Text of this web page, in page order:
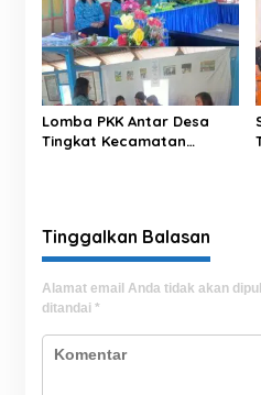
Lomba PKK Antar Desa
Tingkat Kecamatan
Tinggalkan Balasan
Alamat email Anda tidak akan
ditandai *